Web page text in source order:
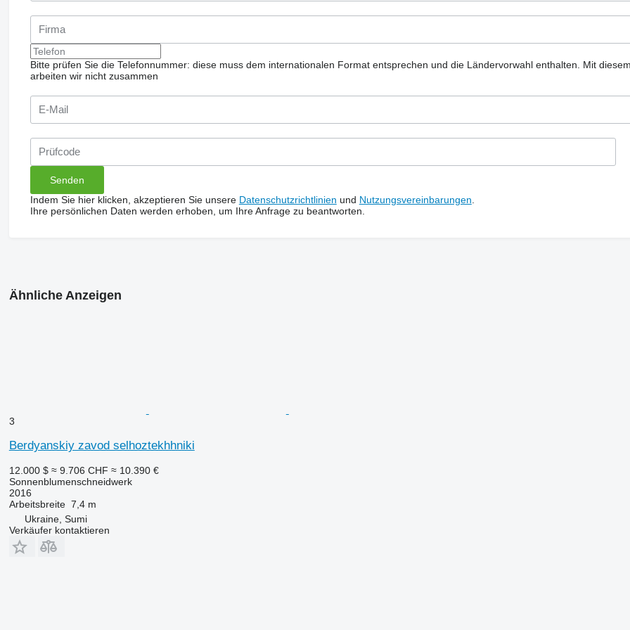
Bitte prüfen Sie die Telefonnummer: diese muss dem internationalen Format entsprechen und die Ländervorwahl enthalten.
Mit
arbeiten wir nicht zusammen
Indem Sie hier klicken, akzeptieren Sie unsere Datenschutzrichtlinien und Nutzungsvereinbarungen
Ihre persönlichen Daten werden erhoben, um Ihre Anfrage zu beantworten.
Ähnliche Anzeigen
3
Berdyanskiy zavod selhoztekhhniki
12.000 $ ≈ 9.706 CHF ≈ 10.390 €
Sonnenblumenschneidwerk
2016
Arbeitsbreite 7,4 m
Ukraine, Sumi
Verkäufer kontaktieren